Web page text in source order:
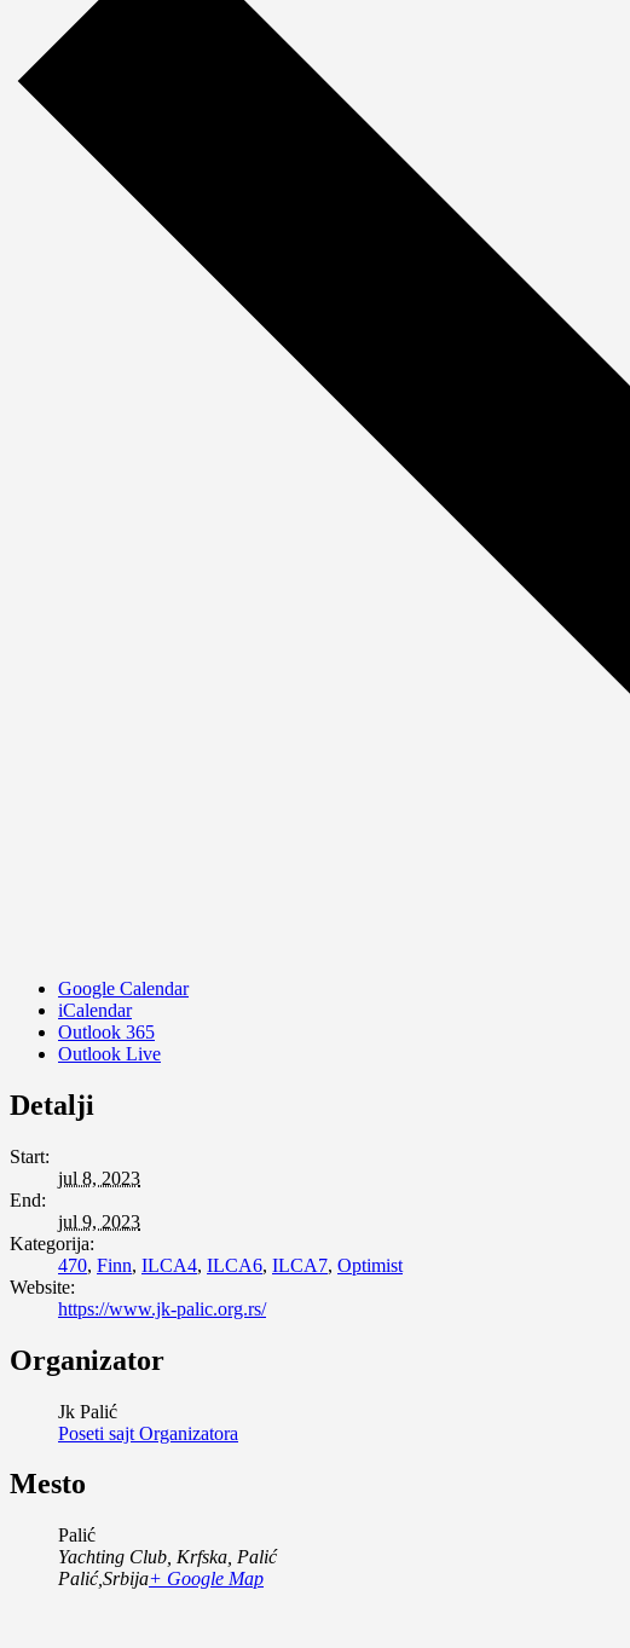
Google Calendar
iCalendar
Outlook 365
Outlook Live
Detalji
Start:
jul 8, 2023
End:
jul 9, 2023
Kategorija:
470, Finn, ILCA4, ILCA6, ILCA7, Optimist
Website:
https://www.jk-palic.org.rs/
Organizator
Jk Palić
Poseti sajt Organizatora
Mesto
Palić
Yachting Club, Krfska, Palić
Palić,Srbija+ Google Map